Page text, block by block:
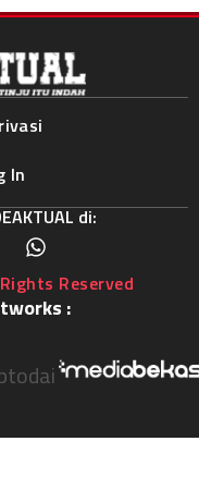
In
di:
Reserved
: